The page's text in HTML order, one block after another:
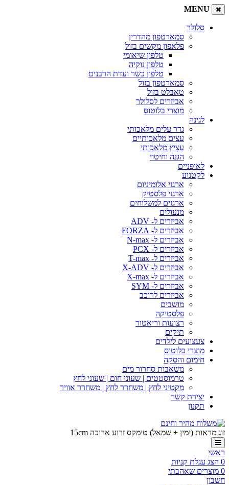
MENU
סלולר
סמארטפון מהדרין
פלאפון מקשים בזול
טלפון שיאומי
טלפון נוקיה
טלפון כשר ועדת הרבנים
סמארטפון בזול
טאבלט בזול
אביזרים לסלולר
מוצרי בלוטוס
לגינה
גדר עלים מלאכותי
עצים מלאכותיים
עציץ מלאכותי
הגנה וחיטוי
לאופניים
לקטנוע
ארגזי אלומיניום
ארגזי פלסטיק
ארגזים למשלוחים
מנעולים
אביזרים ל- ADV
אביזרים ל- FORZA
אביזרים ל- N-max
אביזרים ל- PCX
אביזרים ל- T-max
אביזרים ל- X-ADV
אביזרים ל- X-max
אביזרים ל- SYM
אביזרים לרוכב
מושבים
פלסטיקה
רצועות וריאטור
תיקים
צעצועים לילדים
מוצרי בלוטוס
חימום והסקה
משאבות סחרור מים
טרמוסטטים | שעוני חום | שעוני לחץ
מקטיני לחץ | משחרר לחץ | משחרר אוויר
יצירת קשר
תקנון
זוג מראות (ימין + שמאל) טימקס זרוע ארוכה 15cm
ראשי
0 הצג עגלת קניות
0 מוצרים שאהבתי
חשבון